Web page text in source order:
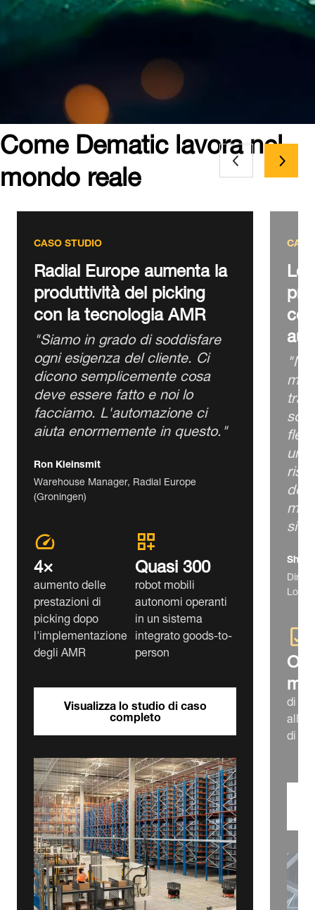
Come Dematic lavora nel
mondo reale
CASO STUDIO
Radial Europe aumenta la
produttività del picking
con la tecnologia AMR
"Siamo in grado di soddisfare
ogni esigenza del cliente. Ci
dicono semplicemente cosa
deve essere fatto e noi lo
facciamo. L'automazione ci
aiuta enormemente in questo."
Ron Kleinsmit
Warehouse Manager, Radial Europe
(Groningen)
4×
aumento delle
prestazioni di
picking dopo
l'implementazione
degli AMR
Quasi 300
robot mobili
autonomi operanti
in un sistema
integrato goods-to-
person
Visualizza lo studio di caso
completo
un
Shim
Lotte
di
di